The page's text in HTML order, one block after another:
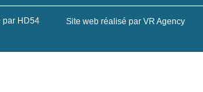
par HD54
Site web réalisé par VR Agency